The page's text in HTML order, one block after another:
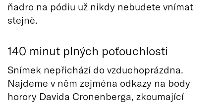
ňadro na pódiu už nikdy nebudete vnímat
stejně.
140 minut plných poťouchlosti
Snímek nepřichází do vzduchoprázdna.
Najdeme v něm zejména odkazy na body
horory Davida Cronenberga, zkoumající